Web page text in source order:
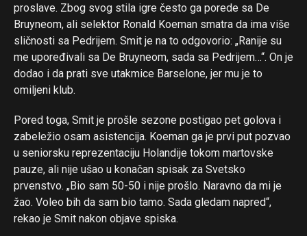
proslave. Zbog svog stila igre često ga porede sa De
Bruyneom, ali selektor Ronald Koeman smatra da ima više
sličnosti sa Pedrijem. Smit je na to odgovorio: „Ranije su
me upoređivali sa De Bruyneom, sada sa Pedrijem…“. On je
dodao i da prati sve utakmice Barselone, jer mu je to
omiljeni klub.
Pored toga, Smit je prošle sezone postigao pet golova i
zabeležio osam asistencija. Koeman ga je prvi put pozvao
u seniorsku reprezentaciju Holandije tokom martovske
pauze, ali nije ušao u konačan spisak za Svetsko
prvenstvo. „Bio sam 50-50 i nije prošlo. Naravno da mi je
žao. Voleo bih da sam bio tamo. Sada gledam napred“,
rekao je Smit nakon objave spiska.